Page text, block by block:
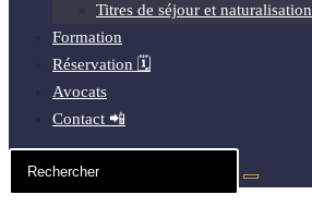
Titres de séjour et naturalisation
Formation
Réservation 🗓️
Avocats
Contact 📲